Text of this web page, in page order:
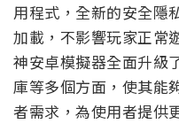
用程式，全新的安全隱
加載，不影響玩家正常
神安卓模擬器全面升級
庫等多個方面，使其能
者需求，為使用者提供